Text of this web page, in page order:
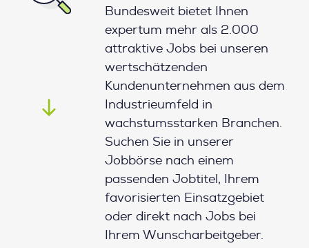
Bundesweit bietet Ihnen
expertum mehr als 2.000
attraktive Jobs bei unseren
wertschätzenden
Kundenunternehmen aus dem
Industrieumfeld in
wachstumsstarken Branchen.
Suchen Sie in unserer
Jobbörse nach einem
passenden Jobtitel, Ihrem
favorisierten Einsatzgebiet
oder direkt nach Jobs bei
Ihrem Wunscharbeitgeber.